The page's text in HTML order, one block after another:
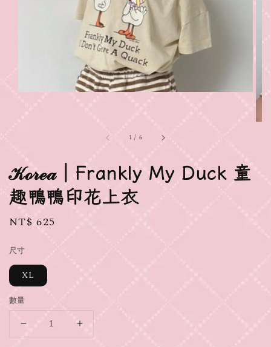
1 / 6
𝒦ℴ𝓇ℯ𝒶｜Frankly My Duck 童
趣鴨鴨印花上衣
Regular
NT$ 625
尺寸
XL
數量